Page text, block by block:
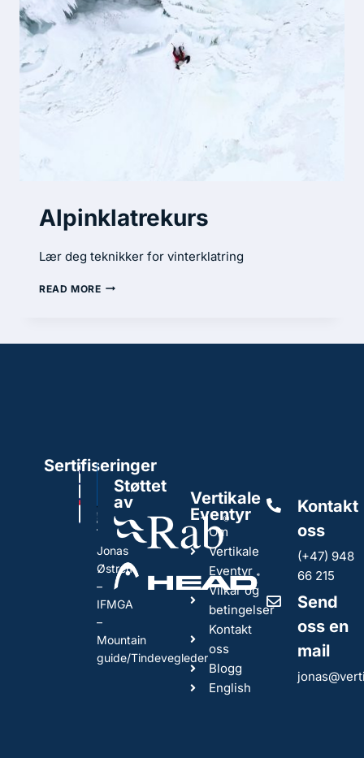
Alpinklatrekurs
Lær deg teknikker for vinterklatring
READ MORE
Sertifiseringer
Jonas
Østrem
–
IFMGA
–
Mountain
guide/Tindevegleder
Støttet
av
Vertikale
Eventyr
Om
Vertikale
Eventyr
Vilkår og
betingelser
Kontakt
oss
Blogg
English
Kontakt
oss
(+47) 948
66 215
Send
oss en
mail